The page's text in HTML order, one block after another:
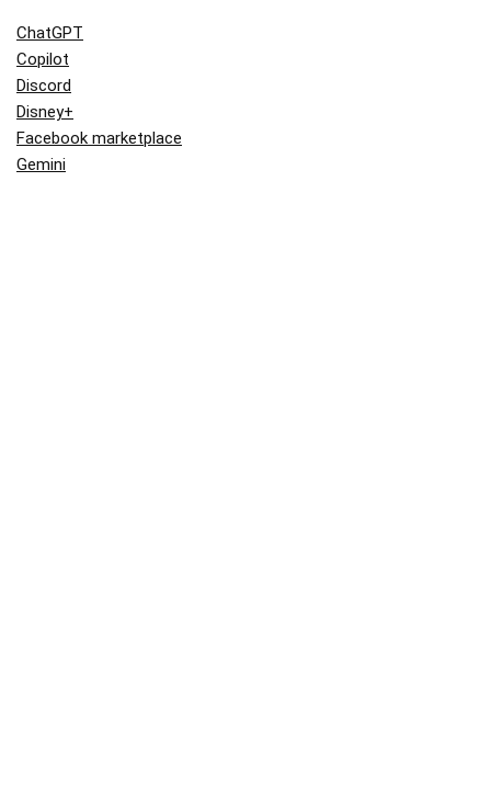
ChatGPT
Copilot
Discord
Disney+
Facebook marketplace
Gemini